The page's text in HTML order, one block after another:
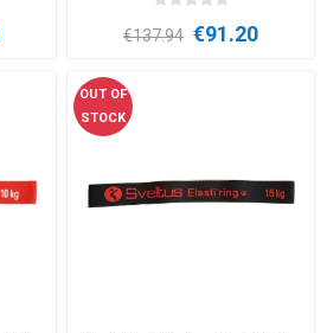
€137.94 €91.20
OUT OF
STOCK